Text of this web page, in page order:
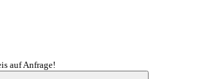
auf Anfrage!